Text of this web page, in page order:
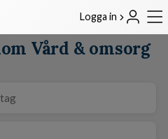
Logga in
Vård & omsorg